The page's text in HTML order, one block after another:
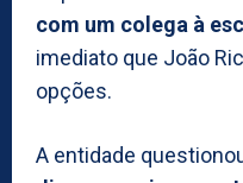
com um colega à
imediato que João
opções.
A entidade